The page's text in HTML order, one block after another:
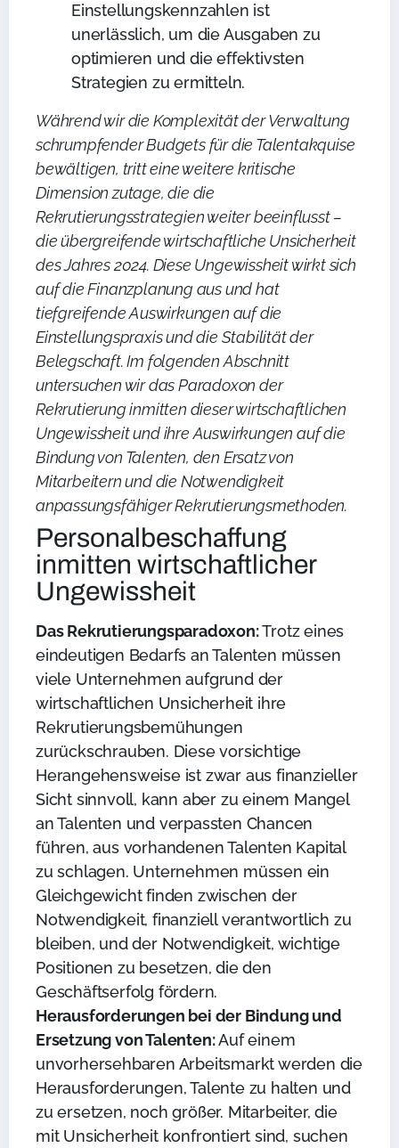
Einstellungskennzahlen ist
unerlässlich, um die Ausgaben zu
optimieren und die effektivsten
Strategien zu ermitteln.
Während wir die Komplexität der Verwaltung
schrumpfender Budgets für die Talentakquise
bewältigen, tritt eine weitere kritische
Dimension zutage, die die
Rekrutierungsstrategien weiter beeinflusst –
die übergreifende wirtschaftliche Unsicherheit
des Jahres 2024. Diese Ungewissheit wirkt sich
auf die Finanzplanung aus und hat
tiefgreifende Auswirkungen auf die
Einstellungspraxis und die Stabilität der
Belegschaft. Im folgenden Abschnitt
untersuchen wir das Paradoxon der
Rekrutierung inmitten dieser wirtschaftlichen
Ungewissheit und ihre Auswirkungen auf die
Bindung von Talenten, den Ersatz von
Mitarbeitern und die Notwendigkeit
anpassungsfähiger Rekrutierungsmethoden.
Personalbeschaffung
inmitten wirtschaftlicher
Ungewissheit
Das Rekrutierungsparadoxon:Trotz eines
eindeutigen Bedarfs an Talenten müssen
viele Unternehmen aufgrund der
wirtschaftlichen Unsicherheit ihre
Rekrutierungsbemühungen
zurückschrauben. Diese vorsichtige
Herangehensweise ist zwar aus finanzieller
Sicht sinnvoll, kann aber zu einem Mangel
an Talenten und verpassten Chancen
führen, aus vorhandenen Talenten Kapital
zu schlagen. Unternehmen müssen ein
Gleichgewicht finden zwischen der
Notwendigkeit, finanziell verantwortlich zu
bleiben, und der Notwendigkeit, wichtige
Positionen zu besetzen, die den
Geschäftserfolg fördern.
Herausforderungen bei der Bindung und
Ersetzung von Talenten:Auf einem
unvorhersehbaren Arbeitsmarkt werden die
Herausforderungen, Talente zu halten und
zu ersetzen, noch größer. Mitarbeiter, die
mit Unsicherheit konfrontiert sind, suchen